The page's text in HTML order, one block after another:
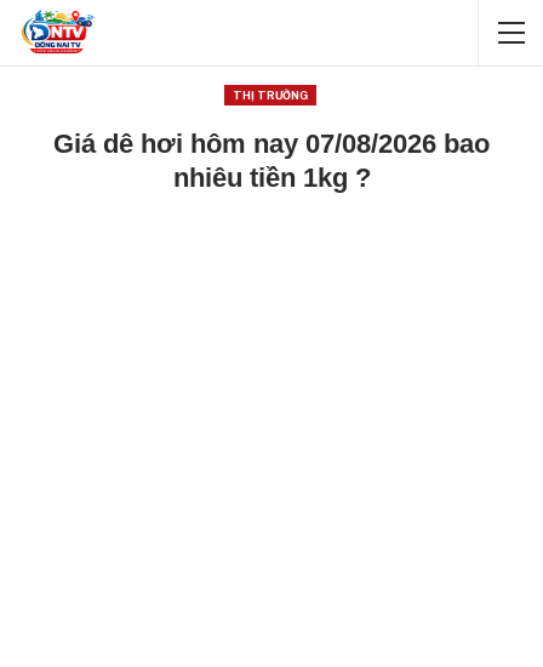
THỊ TRƯỜNG
Giá dê hơi hôm nay 07/08/2026 bao
nhiêu tiền 1kg ?